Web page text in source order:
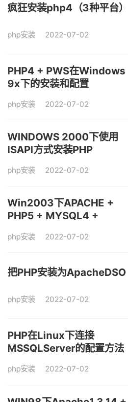
疯狂安装php4（3种平台）
php安装 2022-07-02
PHP4 + PWS在Windows
9x下的安装和配置
php安装 2022-07-02
WINDOWS 2000下使用
ISAPI方式安装PHP
php安装 2022-07-02
Win2003下APACHE +
PHP5 + MYSQL4 +
配置
php安装 2022-07-02
把PHP安装为ApacheDSO
php安装 2022-07-02
PHP在Linux下连接
MSSQLServer的配置方法
php安装 2022-07-02